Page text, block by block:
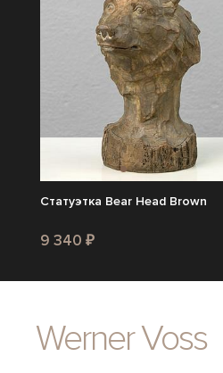
Статуэтка Bear Head Brown
9 340 ₽
Werner Voss